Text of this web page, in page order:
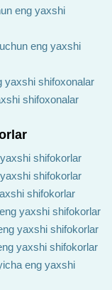
eng yaxshi
eng yaxshi
yaxshi shifoxonalar
shifoxonalar
shifokorlar
shifokorlar
shifokorlar
yaxshi shifokorlar
yaxshi shifokorlar
yaxshi shifokorlar
eng yaxshi